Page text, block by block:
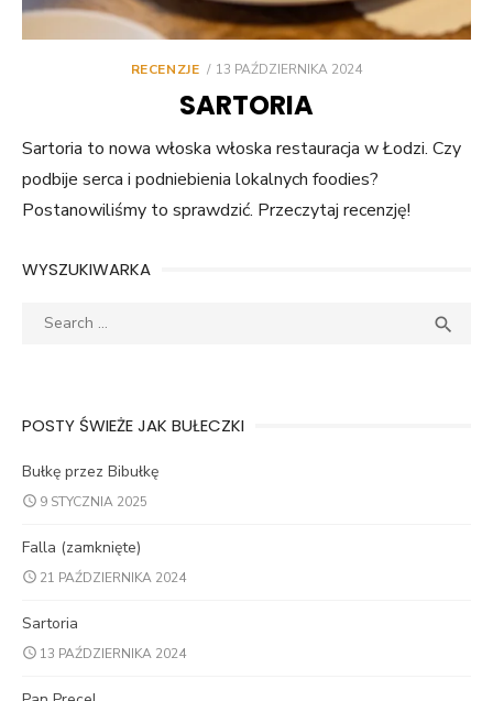
RECENZJE
POSTED
13 PAŹDZIERNIKA 2024
SARTORIA
Sartoria to nowa włoska włoska restauracja w Łodzi. Czy
podbije serca i podniebienia lokalnych foodies?
Postanowiliśmy to sprawdzić. Przeczytaj recenzję!
WYSZUKIWARKA
Search

POSTY ŚWIEŻE JAK BUŁECZKI
Bułkę przez Bibułkę
9 STYCZNIA 2025
Falla (zamknięte)
21 PAŹDZIERNIKA 2024
Sartoria
13 PAŹDZIERNIKA 2024